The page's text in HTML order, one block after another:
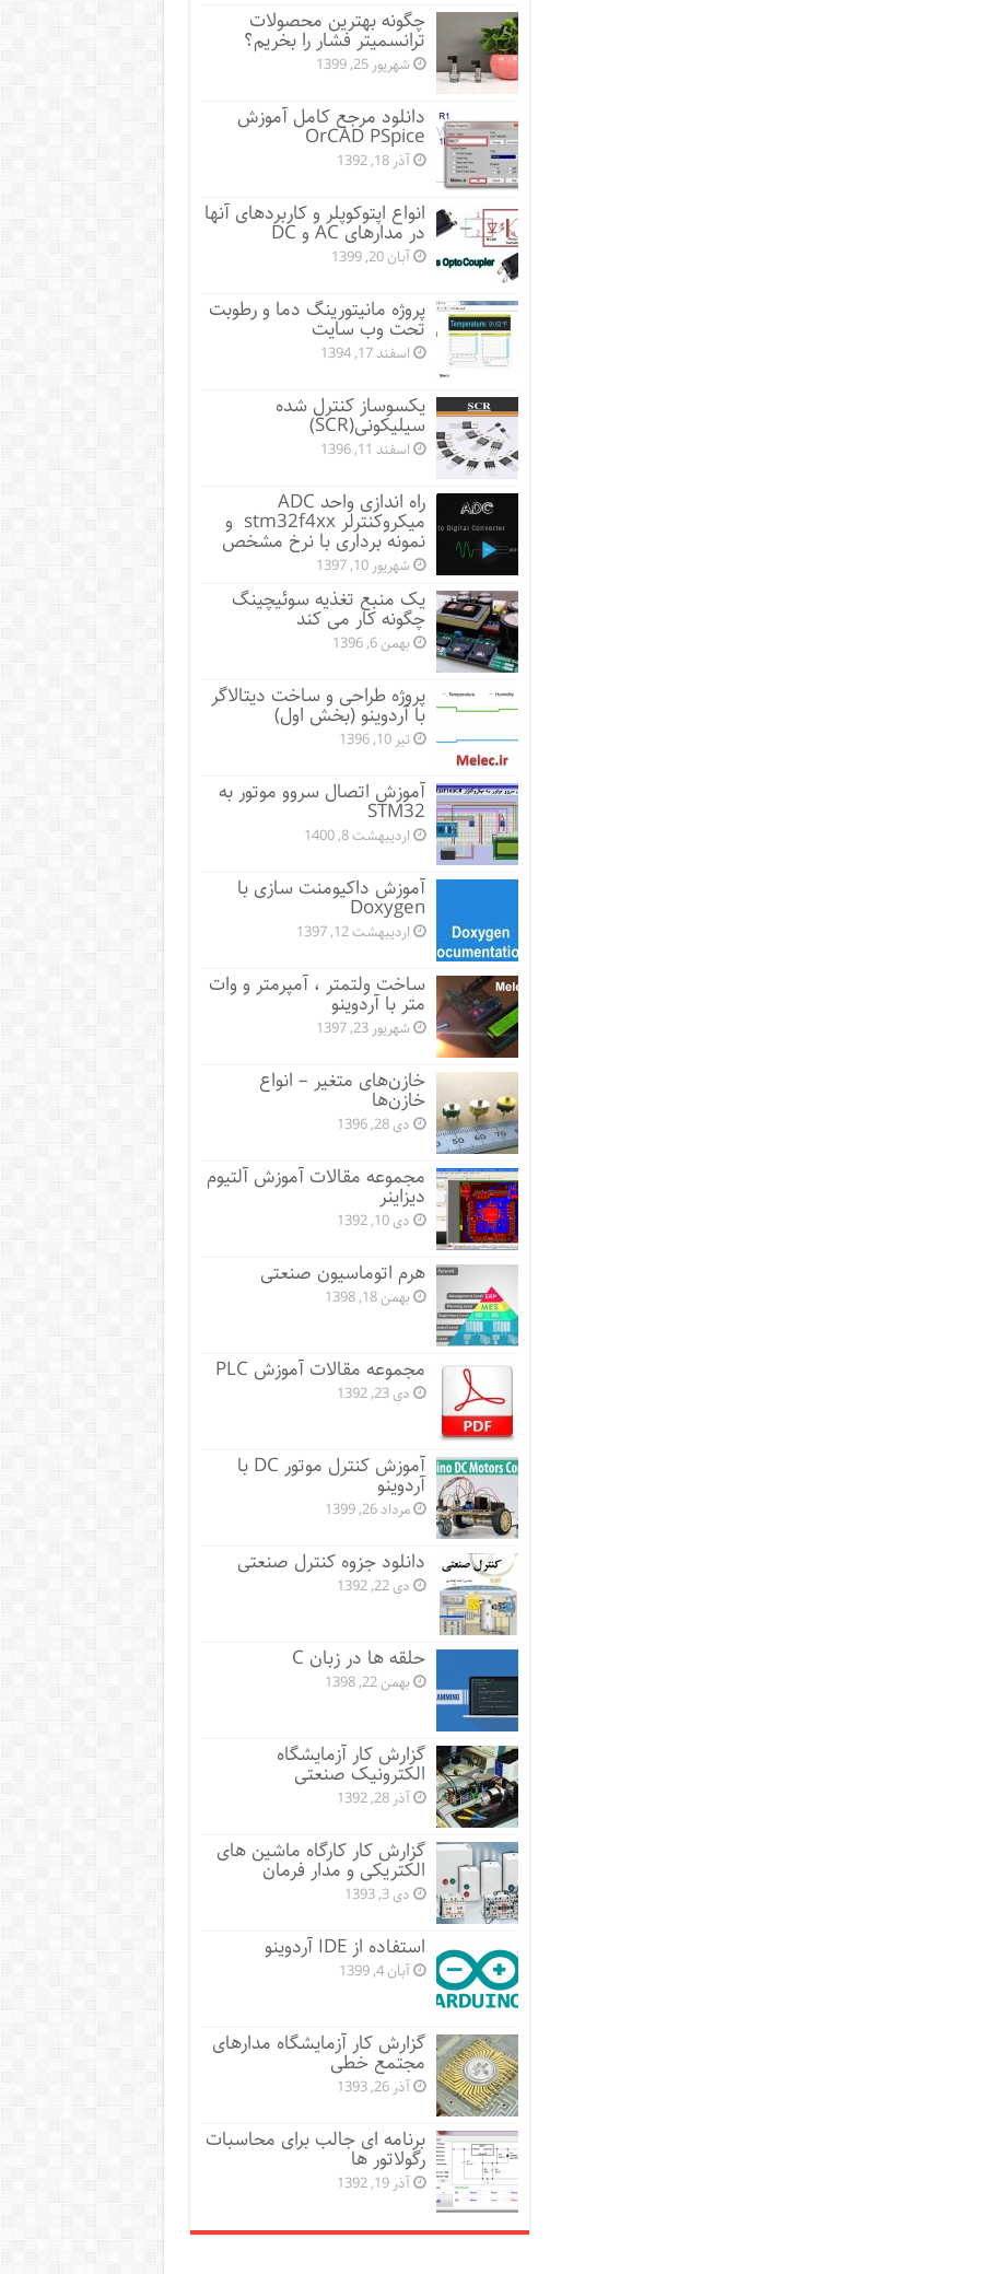
چگونه بهترین محصولات
ترانسمیتر فشار را بخریم؟
شهریور 25, 1399
دانلود مرجع کامل آموزش
OrCAD PSpice
آذر 18, 1392
انواع اپتوکوپلر و کاربردهای آنها
در مدارهای AC و DC
آبان 20, 1399
پروژه مانيتورينگ دما و رطوبت
تحت وب سایت
اسفند 17, 1394
یکسوساز کنترل شده
سیلیکونی(SCR)
اسفند 11, 1396
راه اندازی واحد ADC
میکروکنترلر stm32f4xx و
نمونه برداری با نرخ مشخص
شهریور 10, 1397
یک منبع تغذیه سوئیچینگ
چگونه کار می کند
بهمن 6, 1396
پروژه طراحی و ساخت دیتالاگر
با آردوینو (بخش اول)
تیر 10, 1396
آموزش اتصال سروو موتور به
STM32
اردیبهشت 8, 1400
آموزش داکیومنت سازی با
Doxygen
اردیبهشت 12, 1397
ساخت ولتمتر ، آمپرمتر و وات
متر با آردوینو
شهریور 23, 1397
خازن‌های متغیر – انواع
خازن‌ها
دی 28, 1396
مجموعه مقالات آموزش آلتیوم
دیزاینر
دی 10, 1392
هرم اتوماسیون صنعتی
بهمن 18, 1398
مجموعه مقالات آموزش PLC
دی 23, 1392
آموزش کنترل موتور DC با
آردوینو
مرداد 26, 1399
دانلود جزوه کنترل صنعتی
دی 22, 1392
حلقه ها در زبان C
بهمن 22, 1398
گزارش کار آزمایشگاه
الکترونیک صنعتی
آذر 28, 1392
گزارش کار کارگاه ماشین های
الکتریکی و مدار فرمان
دی 3, 1393
استفاده از IDE آردوینو
آبان 4, 1399
گزارش کار آزمایشگاه مدارهای
مجتمع خطی
آذر 26, 1393
برنامه ای جالب برای محاسبات
رگولاتور ها
آذر 19, 1392